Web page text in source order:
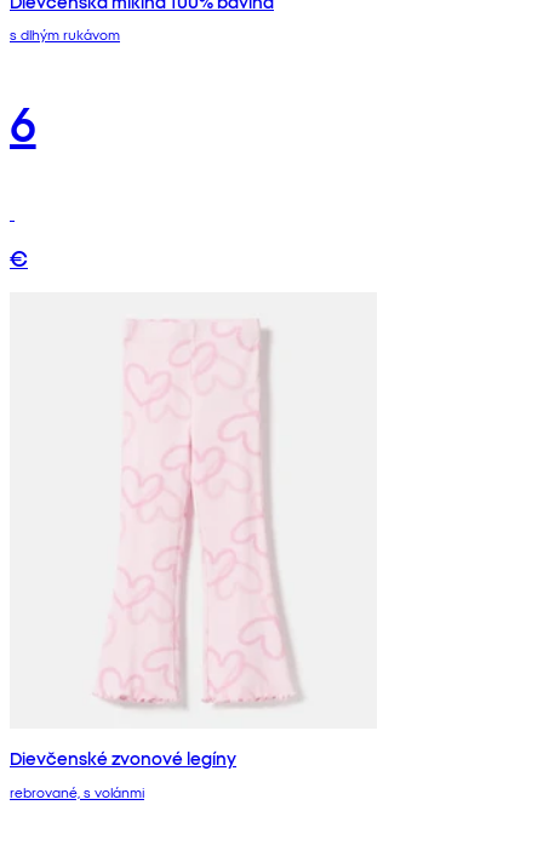
s dlhým rukávom
6
€
Dievčenské zvonové legíny
rebrované, s volánmi